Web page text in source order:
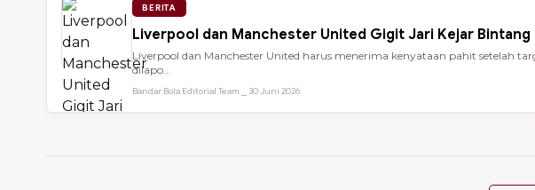
BERITA
Liverpool dan Manchester United Gigit Jari Kejar Bintang
Liverpool dan Manchester United harus menerima kenyataan pahit setelah
dilapo...
Bandar Bola Editorial Team ⎯ 30 Juni 2026